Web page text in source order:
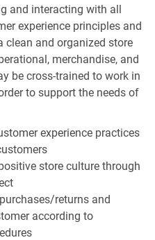
and interacting with all
experience principles and
clean and organized store
merchandise, and
be cross-trained to work in
to support the needs of
experience practices
store culture through
returns and
according to